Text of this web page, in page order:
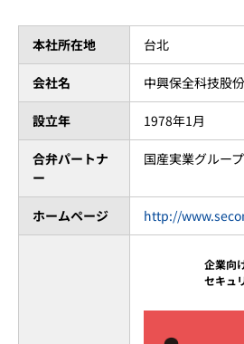
本社所在地 台北
会社名 中興保全科技股
設立年 1978年1月
合弁パートナ
ー
国産実業グループ
ホームページ http://
企業向
セキュ